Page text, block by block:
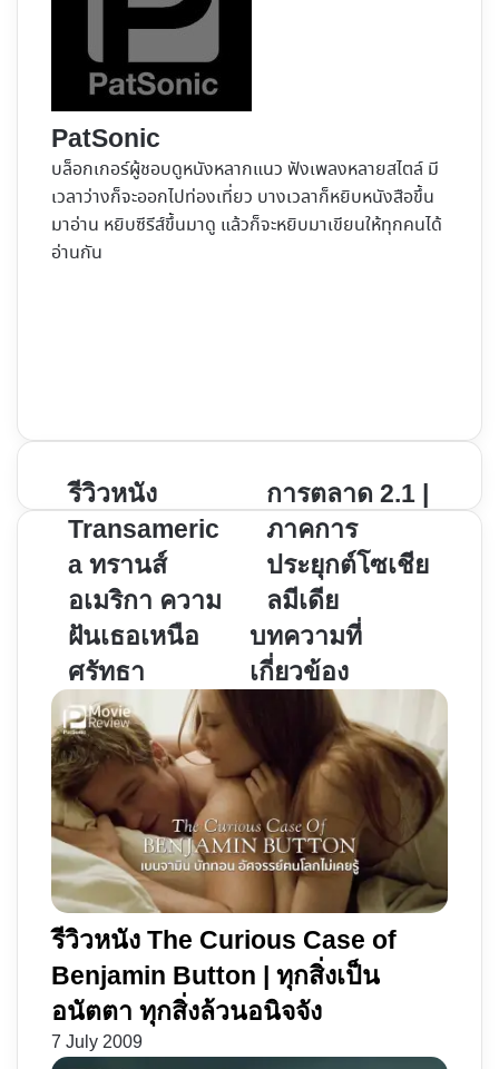
PatSonic
บล็อกเกอร์ผู้ชอบดูหนังหลากแนว ฟังเพลงหลายสไตล์ มี
เวลาว่างก็จะออกไปท่องเที่ยว บางเวลาก็หยิบหนังสือขึ้น
มาอ่าน หยิบซีรีส์ขึ้นมาดู แล้วก็จะหยิบมาเขียนให้ทุกคนได้
อ่านกัน
รีวิว
หนัง
Transamerica
ทรานส์
อเมริกา
ความ
ฝัน
เธอ
เหนือ
ศรัทธา
รีวิวหนัง
Transameric
a ทรานส์
อเมริกา ความ
ฝันเธอเหนือ
ศรัทธา
การ
ตลาด
2.1
|
ภาค
การ
ประยุกต์
โซ
เดีย
การตลาด 2.1 |
ภาคการ
ประยุกต์โซเชีย
ลมีเดีย
บทความที่
เกี่ยวข้อง
รีวิวหนัง The Curious Case of
Benjamin Button | ทุกสิ่งเป็น
อนัตตา ทุกสิ่งล้วนอนิจจัง
7 July 2009